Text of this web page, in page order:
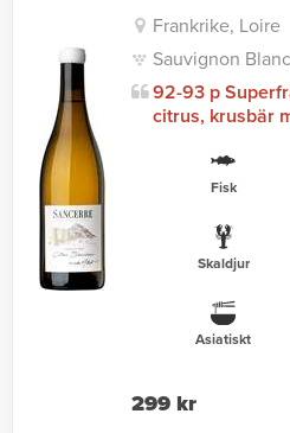
Frankrike, Loire
Sauvignon Blanc
92-93 p
citrus, krusbär
Fisk
Skaldjur
Asiatiskt
299 kr